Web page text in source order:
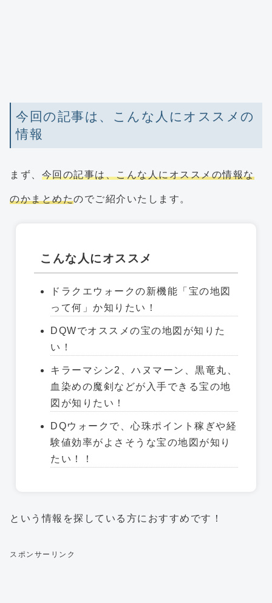
今回の記事は、こんな人にオススメの
情報
まず、 今回の記事は、こんな人にオススメの情報な
のかまとめたのでご紹介いたします。
こんな人にオススメ
ドラクエウォークの新機能「宝の地図
って何」か知りたい！
DQWでオススメの宝の地図が知りた
い！
キラーマシン2、ハヌマーン、黒竜丸、
血染めの魔剣などが入手できる宝の地
図が知りたい！
DQウォークで、心珠ポイント稼ぎや経
験値効率がよさそうな宝の地図が知り
たい！！
という情報を探している方におすすめです！
スポンサーリンク